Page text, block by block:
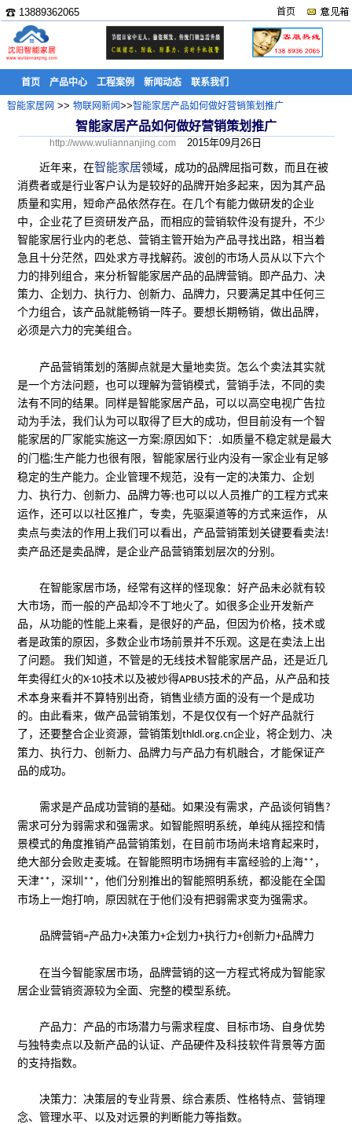
☎ 13889362065 首页
首页 产品中心 工程案例 新闻动态 联系我们
智能家居网 >> 物联网新闻>>智能家居产品如何做好营销策划推广
智能家居产品如何做好营销策划推广
http://www.wuliannanjing.com 2015年09月26日
近年来，在智能家居领域，成功的品牌屈指可数，而且在被
消费者或是行业客户认为是较好的品牌开始多起来，因为其产品
质量和实用，短命产品依然存在。在几个有能力做研发的企业
中，企业花了巨资研发产品，而相应的营销软件没有提升，不少
智能家居行业内的老总、营销主管开始为产品寻找出路，相当着
急且十分茫然，四处求方寻找解药。波创的市场人员从以下六个
力的排列组合，来分析智能家居产品的品牌营销。即产品力、决
策力、企划力、执行力、创新力、品牌力，只要满足其中任何三
个力组合，该产品就能畅销一阵子。要想长期畅销，做出品牌，
必须是六力的完美组合。
产品营销策划的落脚点就是大量地卖货。怎么个卖法其实就
是一个方法问题，也可以理解为营销模式，营销手法，不同的卖
法有不同的结果。同样是智能家居产品，可以以高空电视广告拉
动为手法，我们认为可以取得了巨大的成功，但目前没有一个智
能家居的厂家能实施这一方案;原因如下： .如质量不稳定就是最大
的门槛;生产能力也很有限，智能家居行业内没有一家企业有足够
稳定的生产能力。企业管理不规范，没有一定的决策力、企划
力、执行力、创新力、品牌力等;也可以以人员推广的工程方式来
运作，还可以以社区推广，专卖，先驱渠道等的方式来运作，
从
卖点与卖法的作用上我们可以看出，产品营销策划关键要看卖法!
卖产品还是卖品牌，是企业产品营销策划层次的分别。
在智能家居市场，经常有这样的怪现象：好产品未必就有较
大市场，而一般的产品却冷不丁地火了。如很多企业开发新产
品，从功能的性能上来看，是很好的产品，但因为价格，技术或
者是政策的原因，多数企业市场前景并不乐观。这是在卖法上出
了问题。
我们知道，不管是的无线技术智能家居产品，还是近几
年卖得红火的X-10技术以及被炒得APBUS技术的产品，从产品和技
术本身来看并不算特别出奇，销售业绩方面的没有一个是成功
的。由此看来，做产品营销策划，不是仅仅有一个好产品就行
了，还要整合企业资源，营销策划thldl.org.cn企业，将企划力、决
策力、执行力、创新力、品牌力与产品力有机融合，才能保证产
品的成功。
需求是产品成功营销的基础。如果没有需求，产品谈何销售?
需求可分为弱需求和强需求。如智能照明系统，单纯从摇控和情
景模式的角度推销产品营销策划，在目前市场尚未培育起来时，
绝大部分会败走麦城。在智能照明市场拥有丰富经验的上海** ，
天津** ，深圳 ** ，他们分别推出的智能照明系统，都没能在全国
市场上一炮打响，原因就在于他们没有把弱需求变为强需求。
品牌营销=产品力+决策力+企划力+执行力+创新力+品牌力
在当今智能家居市场，品牌营销的这一方程式将成为智能家
居企业营销资源较为全面、完整的模型系统。
产品力：产品的市场潜力与需求程度、目标市场、自身优势
与独特卖点以及新产品的认证、产品硬件及科技软件背景等方面
的支持指数。
决策力：决策层的专业背景、综合素质、性格特点、营销理
念、管理水平、以及对远景的判断能力等指数。